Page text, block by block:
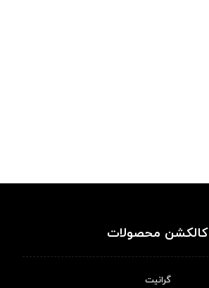
کالکشن محصولات
گرانیت